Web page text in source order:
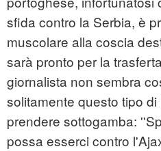
sfida contro la Serbia, è
muscolare alla coscia
sarà pronto per la
giornalista non sembra
solitamente questo tipo
prendere sottogamba:
possa esserci contro